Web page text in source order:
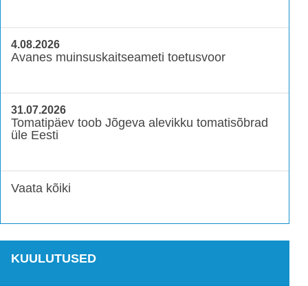
4.08.2026
Avanes muinsuskaitseameti toetusvoor
31.07.2026
Tomatipäev toob Jõgeva alevikku tomatisõbrad
üle Eesti
Vaata kõiki
KUULUTUSED